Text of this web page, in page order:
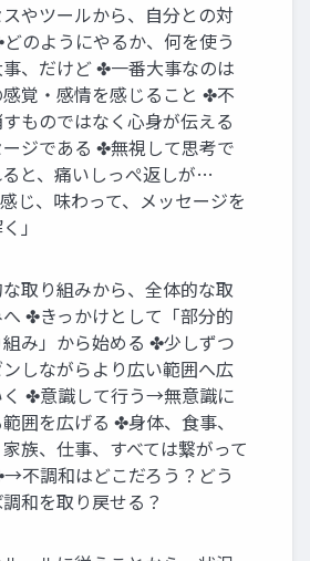
やツールから、自分との対
のようにやるか、何を使う
、だけど ✤一番大事なのは
感覚・感情を感じること ✤不
ものではなく心身が伝える
ージである ✤無視して思考で
と、痛いしっぺ返しが…
じ、味わって、メッセージを
」
取り組みから、全体的な取
へ ✤きっかけとして「部分的
み」から始める ✤少しずつ
しながらより広い範囲へ広
く ✤意識して行う→無意識に
囲を広げる ✤身体、食事、
族、仕事、すべては繋がって
不調和はどこだろう？どう
和を取り戻せる？